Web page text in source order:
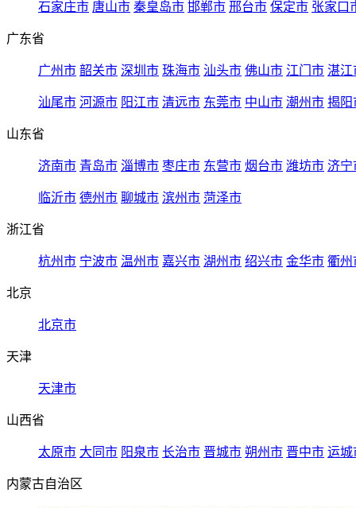
石家庄市 唐山市 秦皇岛市 邯郸市 邢台市 保定市 张家口
广东省
广州市 韶关市 深圳市 珠海市 汕头市 佛山市 江门市 湛江
汕尾市 河源市 阳江市 清远市 东莞市 中山市 潮州市 揭阳
山东省
济南市 青岛市 淄博市 枣庄市 东营市 烟台市 潍坊市 济宁
临沂市 德州市 聊城市 滨州市 菏泽市
浙江省
杭州市 宁波市 温州市 嘉兴市 湖州市 绍兴市 金华市 衢州
北京
北京市
天津
天津市
山西省
太原市 大同市 阳泉市 长治市 晋城市 朔州市 晋中市 运城
内蒙古自治区